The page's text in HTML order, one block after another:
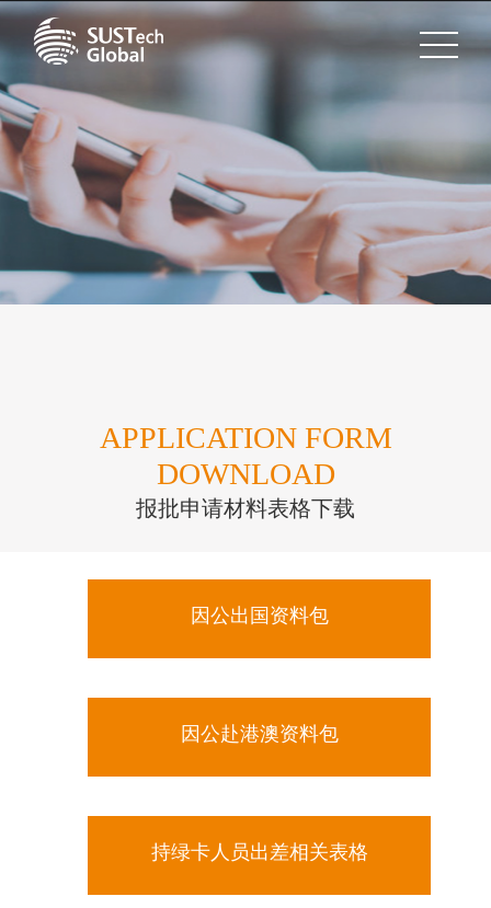
APPLICATION FORM
DOWNLOAD
报批申请材料表格下载
因公出国资料包
因公赴港澳资料包
持绿卡人员出差相关表格